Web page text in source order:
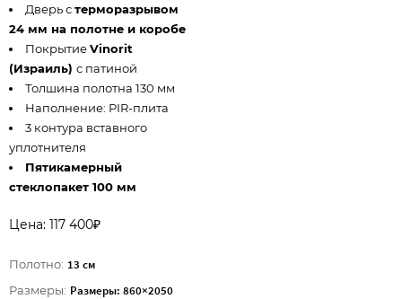
Дверь стерморазрывом
24 мм на полотне и коробе
ПокрытиеVinorit
(Израиль) с патиной
Толшина полотна 130 мм
Наполнение: PIR-плита
3 контура вставного
уплотнителя
Пятикамерный
стеклопакет 100 мм
Цена: 117 400₽
Полотно: 13 см
Размеры: Размеры: 860×2050